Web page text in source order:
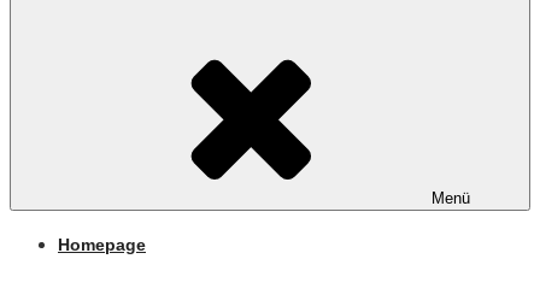
Menü
Homepage